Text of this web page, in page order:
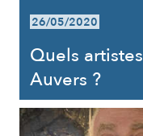
26/05/2020
Quels
Auvers ?